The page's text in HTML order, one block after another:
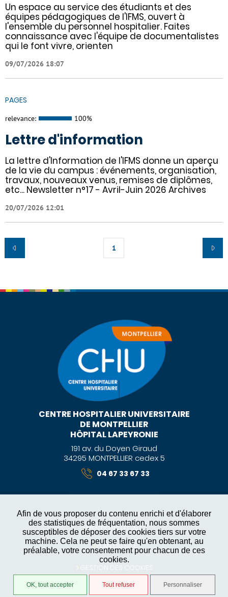
Afin de vous proposer du contenu enrichi et d'élaborer
des statistiques de fréquentation, nous sommes
susceptibles de déposer des cookies tiers sur votre
machine. Cela ne peut se faire qu'en obtenant, au
préalable, votre consentement pour chacun de ces
cookies.
OK, tout accepter Tout refuser Personnaliser
Un espace au service des étudiants et des
équipes pédagogiques de l'IFMS, ouvert à
l'ensemble du personnel hospitalier. Faites
connaissance avec l'équipe de documentalistes
qui le font vivre, orienten
09/07/2026 18:07
PAGES
relevance: 100%
Lettre d'information
La lettre d'Information de l'IFMS donne un aperçu
de la vie du campus : événements, organisation,
travaux, nouveaux venus, remises de diplômes,
etc... Newsletter n°17 - Avril-Juin 2026 Archives
20/07/2026 12:01
1
CENTRE HOSPITALIER UNIVERSITAIRE
DE MONTPELLIER
HÔPITAL LAPEYRONIE
191 av. du Doyen Giraud
34295 MONTPELLIER cedex 5
04 67 33 67 33
MENTIONS LÉGALES
PLAN DU SITE
GESTION DES COOKIES